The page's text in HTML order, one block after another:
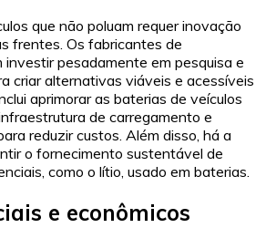
que não poluam requer inovação
frentes. Os fabricantes de
investir pesadamente em pesquisa e
criar alternativas viáveis e acessíveis
aprimorar as baterias de veículos
de carregamento e
reduzir custos. Além disso, há a
o fornecimento sustentável de
como o lítio, usado em baterias.
e econômicos